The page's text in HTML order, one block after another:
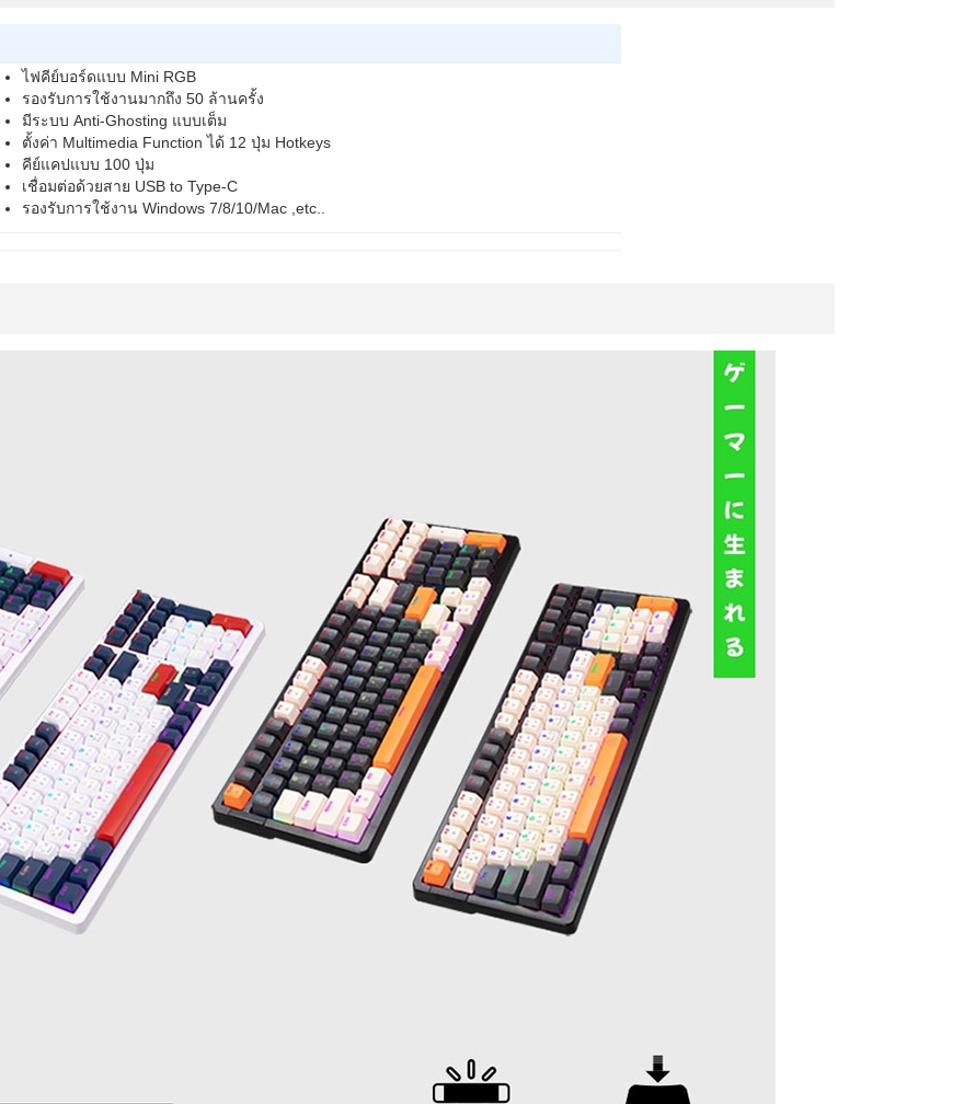
ไฟคีย์บอร์ดแบบ Mini RGB
รองรับการใช้งานมากถึง 50 ล้านครั้ง
มีระบบ Anti-Ghosting แบบเต็ม
ตั้งค่า Multimedia Function ได้ 12 ปุ่ม Hotkeys
คีย์แคปแบบ 100 ปุ่ม
เชื่อมต่อด้วยสาย USB to Type-C
รองรับการใช้งาน Windows 7/8/10/Mac ,etc..